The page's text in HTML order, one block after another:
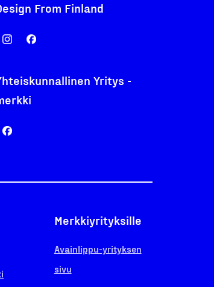
From Finland
Yritys -
Merkkiyrityksille
Avainlippu-yrityksen
sivu